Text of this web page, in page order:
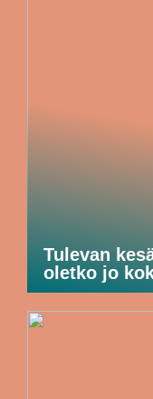
Tulevan
oletko jo